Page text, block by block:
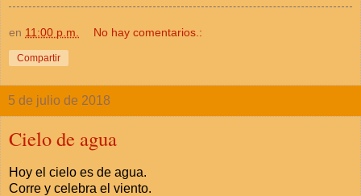
en 11:00 p.m. No hay comentarios.:
Compartir
5 de julio de 2018
Cielo de agua
Hoy el cielo es de agua.
Corre y celebra el viento.